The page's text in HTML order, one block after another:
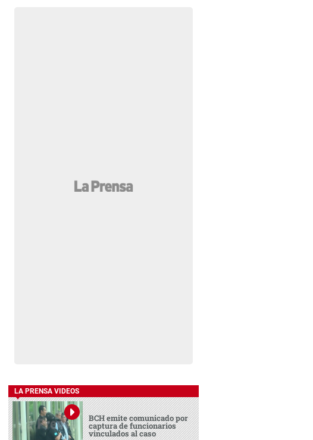
LA PRENSA VIDEOS
BCH emite comunicado por
captura de funcionarios
vinculados al caso